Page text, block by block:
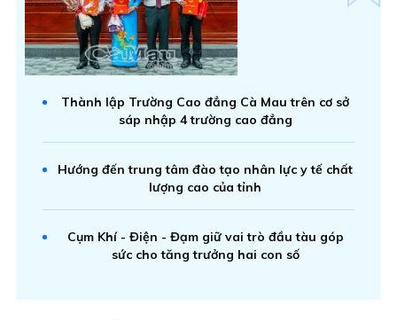
Thành lập Trường Cao đẳng Cà Mau trên cơ sở
sáp nhập 4 trường cao đẳng
Hướng đến trung tâm đào tạo nhân lực y tế chất
lượng cao của tỉnh
Cụm Khí - Điện - Đạm giữ vai trò đầu tàu góp
sức cho tăng trưởng hai con số